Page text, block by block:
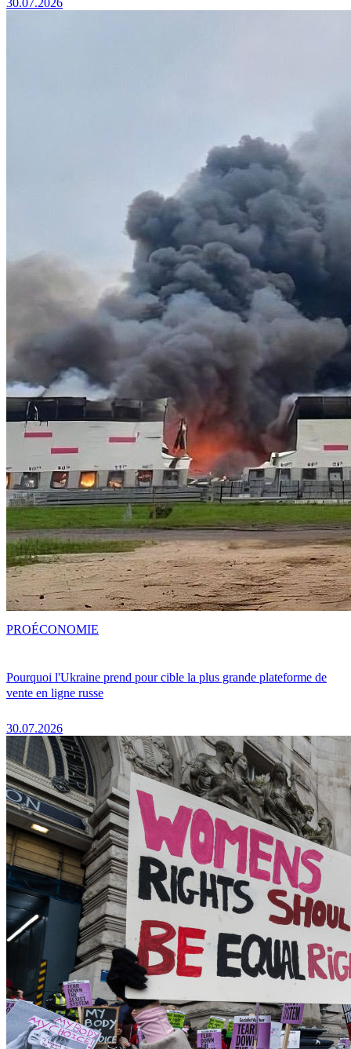
30.07.2026
Pourquoi l'Ukraine prend pour cible la plus grande plateforme de
vente en ligne russe
30.07.2026
PROÉCONOMIE